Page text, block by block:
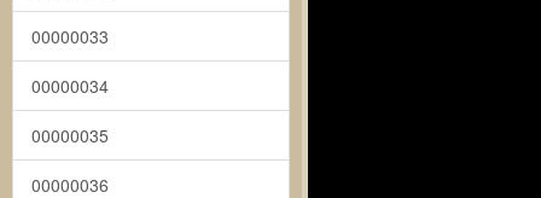
00000033
00000034
00000035
00000036